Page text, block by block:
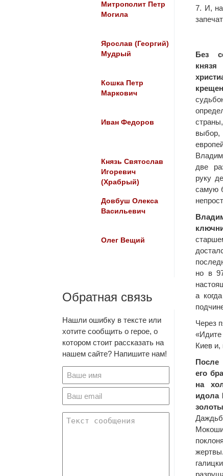
7. И,
Без
две
руку
самую
но в
а
Через
«Идите
Киев и,
После
его
на
идола
Митрополит Петр
Могила
Ярослав (Георгий)
Мудрый
Кошка Петр
Маркович
Иван Федоров
Князь Святослав
Игоревич
(Храбрый)
Довбуш Олекса
Васильевич
Олег Вещий
Обратная связь
Нашли ошибку в тексте или
хотите сообщить о герое, о
котором стоит рассказать на
нашем сайте? Напишите нам!